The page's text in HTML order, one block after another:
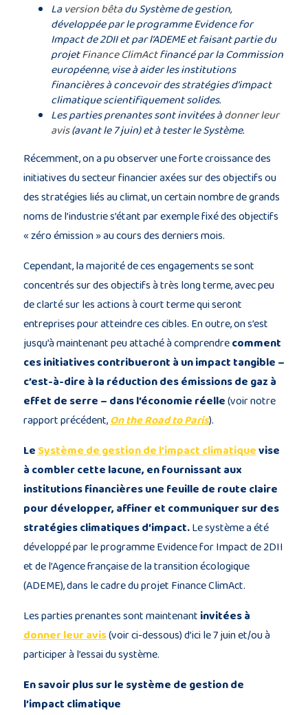
Contact
Laversion bêtadu Système de gestion,
développée par le programme Evidence for
Impact de 2DII et par l’ADEME et faisant partie du
projetFinance ClimActfinancé par la Commission
européenne, vise à aider les institutions
financières à concevoir des stratégies d’impact
climatique scientifiquement solides.
Les parties prenantes sont invitées àdonner leur
avis(avant le 7 juin) et à tester le Système.
Récemment, on a pu observer une forte croissance des
initiatives du secteur financier axées sur des objectifs ou
des stratégies liés au climat, un certain nombre de grands
noms de l’industrie s’étant par exemple fixé des objectifs
« zéro émission » au cours des derniers mois.
Cependant, la majorité de ces engagements se sont
concentrés sur des objectifs à très long terme, avec peu
de clarté sur les actions à court terme qui seront
entreprises pour atteindre ces cibles. En outre, on s’est
jusqu’à maintenant peu attaché à comprendrecomment
ces initiatives contribueront à un impact tangible –
c’est-à-dire à la réduction des émissions de gaz à
effet de serre – dans l’économie réelle(voir notre
rapport précédent,On the Road to Paris).
Le Système de gestion de l’impact climatiquevise
à combler cette lacune, en fournissant aux
institutions financières une feuille de route claire
pour développer, affiner et communiquer sur des
stratégies climatiques d’impact.Le système a été
développé par le programme Evidence for Impact de 2DII
et de l’Agence française de la transition écologique
(ADEME), dans le cadre du projet Finance ClimAct.
Les parties prenantes sont maintenant invitées à
donner leur avis(voir ci-dessous) d’ici le 7 juin et/ou à
participer à l’essai du système.
En savoir plus sur le système de gestion de
l’impact climatique